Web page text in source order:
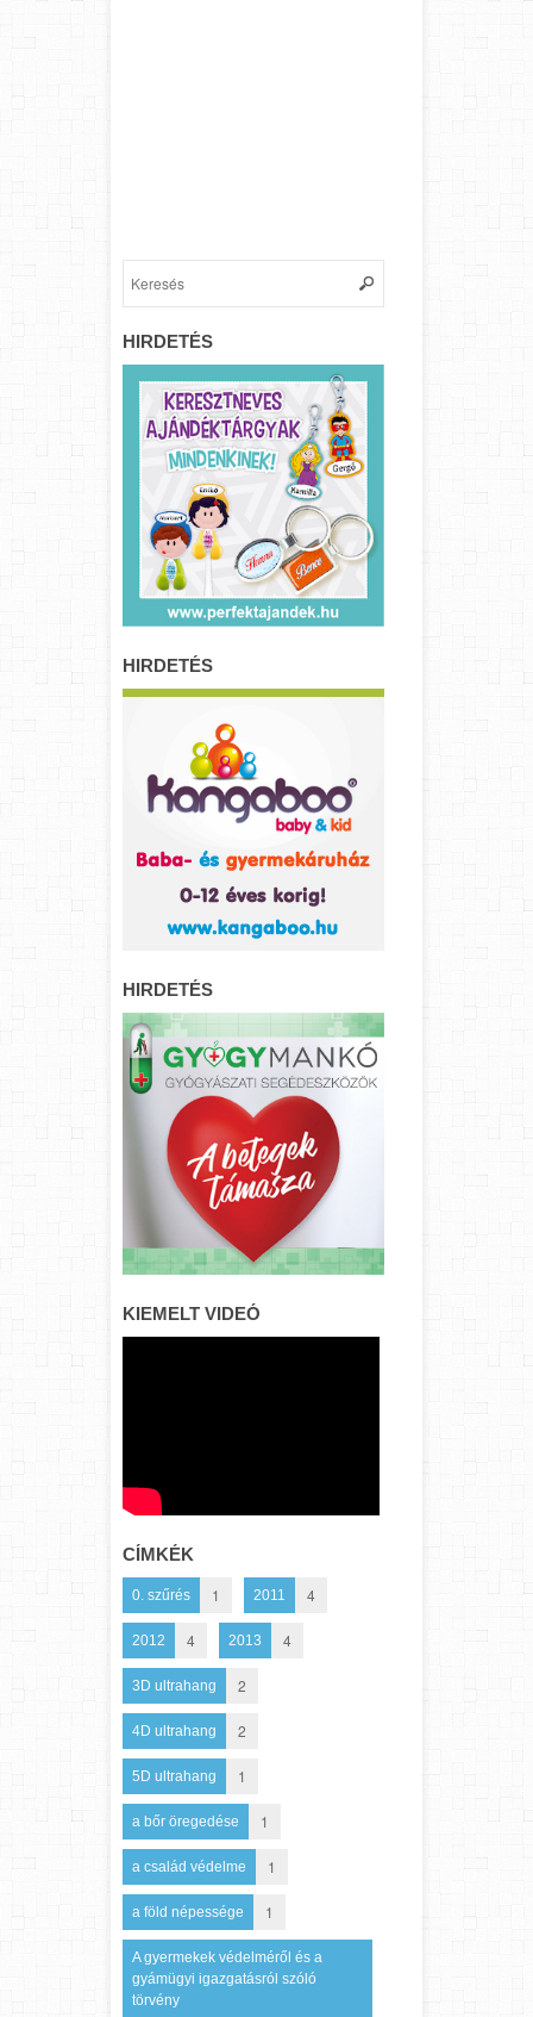
HIRDETÉS
HIRDETÉS
HIRDETÉS
KIEMELT VIDEÓ
CÍMKÉK
0. szűrés 1 2011 4
2012 4 2013 4
3D ultrahang 2
4D ultrahang 2
5D ultrahang 1
a bőr öregedése 1
a család védelme 1
a föld népessége 1
A gyermekek védelméről és a
gyámügyi igazgatásról szóló
törvény